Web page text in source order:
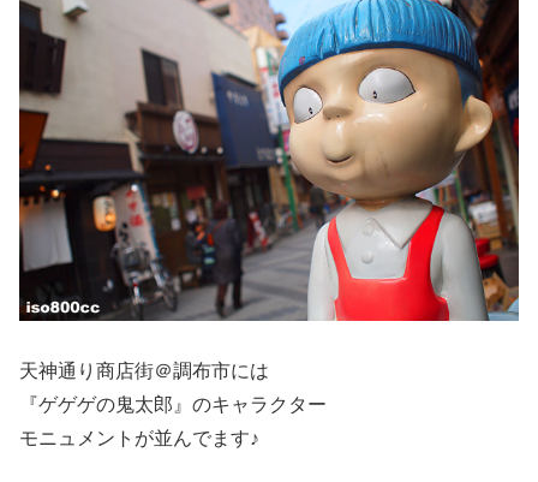
天神通り商店街＠調布市には
『ゲゲゲの鬼太郎』のキャラクター
モニュメントが並んでます♪